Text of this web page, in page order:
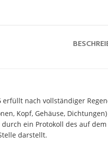
erfüllt nach vollständiger
Kopf, Gehäuse,
ein Protokoll des auf
darstellt.